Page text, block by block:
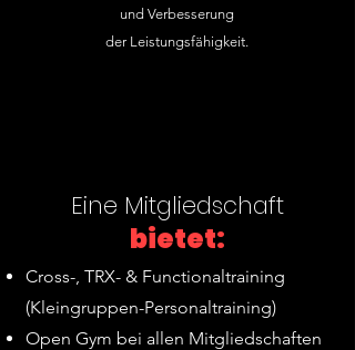
und Verbesserung
der Leistungsfähigkeit.
Eine Mitgliedschaft
bietet:
Cross-, TRX- & Functionaltraining
(Kleingruppen-Personaltraining)
Open Gym bei allen Mitgliedschaften